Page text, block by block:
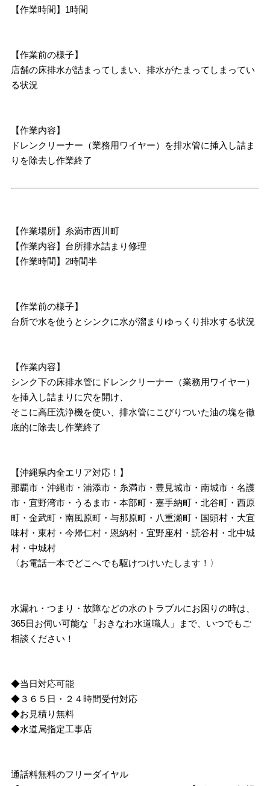
【作業時間】1時間
【作業前の様子】
店舗の床排水が詰まってしまい、排水がたまってしまってい
る状況
【作業内容】
ドレンクリーナー（業務用ワイヤー）を排水管に挿入し詰ま
りを除去し作業終了
【作業場所】糸満市西川町
【作業内容】台所排水詰まり修理
【作業時間】2時間半
【作業前の様子】
台所で水を使うとシンクに水が溜まりゆっくり排水する状況
【作業内容】
シンク下の床排水管にドレンクリーナー（業務用ワイヤー）
を挿入し詰まりに穴を開け、
そこに高圧洗浄機を使い、排水管にこびりついた油の塊を徹
底的に除去し作業終了
【沖縄県内全エリア対応！】
那覇市・沖縄市・浦添市・糸満市・豊見城市・南城市・名護
市・宜野湾市・うるま市・本部町・嘉手納町・北谷町・西原
町・金武町・南風原町・与那原町・八重瀬町・国頭村・大宜
味村・東村・今帰仁村・恩納村・宜野座村・読谷村・北中城
村・中城村
〈お電話一本でどこへでも駆けつけいたします！〉
水漏れ・つまり・故障などの水のトラブルにお困りの時は、
365日お伺い可能な「おきなわ水道職人」まで、いつでもご
相談ください！
◆当日対応可能
◆３６５日・２４時間受付対応
◆お見積り無料
◆水道局指定工事店
通話料無料のフリーダイヤル